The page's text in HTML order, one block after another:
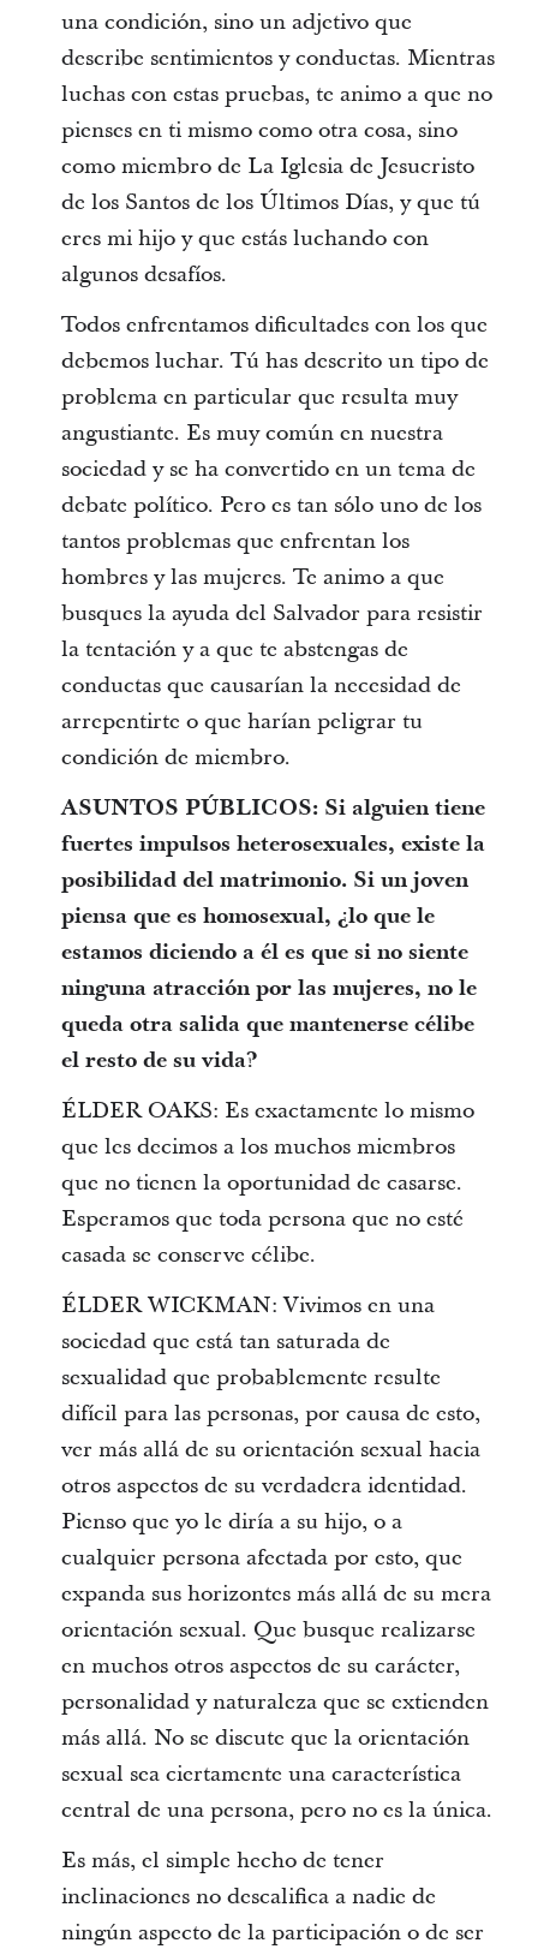
una condición, sino un adjetivo que
describe sentimientos y conductas. Mientras
luchas con estas pruebas, te animo a que no
pienses en ti mismo como otra cosa, sino
como miembro de La Iglesia de Jesucristo
de los Santos de los Últimos Días, y que tú
eres mi hijo y que estás luchando con
algunos desafíos.
Todos enfrentamos dificultades con los que
debemos luchar. Tú has descrito un tipo de
problema en particular que resulta muy
angustiante. Es muy común en nuestra
sociedad y se ha convertido en un tema de
debate político. Pero es tan sólo uno de los
tantos problemas que enfrentan los
hombres y las mujeres. Te animo a que
busques la ayuda del Salvador para resistir
la tentación y a que te abstengas de
conductas que causarían la necesidad de
arrepentirte o que harían peligrar tu
condición de miembro.
ASUNTOS PÚBLICOS: Si alguien tiene
fuertes impulsos heterosexuales, existe la
posibilidad del matrimonio. Si un joven
piensa que es homosexual, ¿lo que le
estamos diciendo a él es que si no siente
ninguna atracción por las mujeres, no le
queda otra salida que mantenerse célibe
el resto de su vida?
ÉLDER OAKS: Es exactamente lo mismo
que les decimos a los muchos miembros
que no tienen la oportunidad de casarse.
Esperamos que toda persona que no esté
casada se conserve célibe.
ÉLDER WICKMAN: Vivimos en una
sociedad que está tan saturada de
sexualidad que probablemente resulte
difícil para las personas, por causa de esto,
ver más allá de su orientación sexual hacia
otros aspectos de su verdadera identidad.
Pienso que yo le diría a su hijo, o a
cualquier persona afectada por esto, que
expanda sus horizontes más allá de su mera
orientación sexual. Que busque realizarse
en muchos otros aspectos de su carácter,
personalidad y naturaleza que se extienden
más allá. No se discute que la orientación
sexual sea ciertamente una característica
central de una persona, pero no es la única.
Es más, el simple hecho de tener
inclinaciones no descalifica a nadie de
ningún aspecto de la participación o de ser